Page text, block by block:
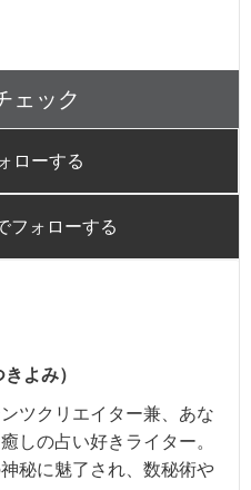
ェック
ローする
フォローする
よみ）
ンツクリエイター兼、あな
しの占い好きライター。
秘に魅了され、数秘術や